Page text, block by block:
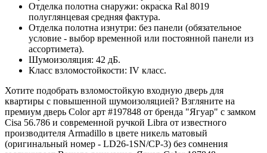
Отделка полотна снаружи: окраска Ral 8019
полуглянцевая средняя фактура.
Отделка полотна изнутри: без панели (обязательное
условие - выбор временной или постоянной панели из
ассортимета).
Шумоизоляция: 42 дБ.
Класс взломостойкости: IV класс.
Хотите подобрать взломостойкую входную дверь для
квартиры с повышенной шумоизоляцией? Взгляните на
премиум дверь Color арт #197848 от бренда "Ягуар" с замком
Cisa 56.786 и современной ручкой Libra от известного
производителя Armadillo в цвете никель матовый
(оригинальный номер - LD26-1SN/CP-3) без сомнения